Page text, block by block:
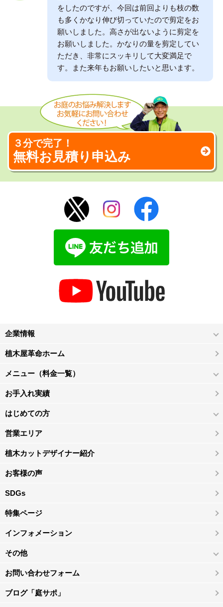
をしたのですが、今回は前回よりも枝の数
も多くかなり伸び切っていたので剪定をお
願いしました。高さが出ないように剪定を
お願いしました。かなりの量を剪定してい
ただき、非常にスッキリして大変満足で
す。また来年もお願いしたいと思います。
３分で完了！
無料お見積り申込み
企業情報
植木屋革命ホーム
メニュー（料金一覧）
お手入れ実績
はじめての方
営業エリア
植木カットデザイナー紹介
お客様の声
SDGs
特集ページ
インフォメーション
その他
お問い合わせフォーム
ブログ「庭サポ」